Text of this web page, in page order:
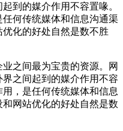
到的媒介作用不容置喙。
何传统媒体和信息沟通渠
化的好处自然是数不胜
之间最为宝贵的资源。网
之间起到的媒介作用不容
，是任何传统媒体和信息
网站优化的好处自然是数